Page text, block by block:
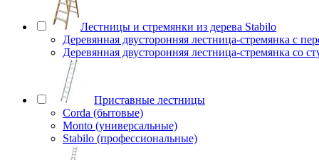
Лестницы и стремянки из дерева Stabilo
Деревянная двусторонняя лестница-стремянка с
Деревянная двусторонняя лестница-стремянка со
Приставные лестницы
Corda (бытовые)
Monto (универсальные)
Stabilo (профессиональные)